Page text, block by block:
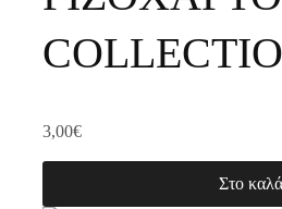
3,00€
Στο